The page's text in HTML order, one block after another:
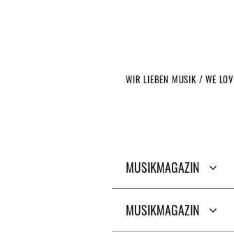
WIR LIEBEN MUSIK / WE
MUSIKMAGAZIN
MUSIKMAGAZIN